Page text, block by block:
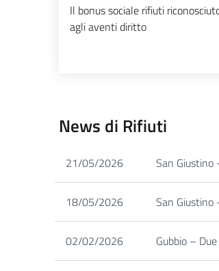
Il bonus sociale rifiuti
agli aventi diritto
News di Rifiuti
21/05/2026 San Giustino
18/05/2026 San Giustino
02/02/2026 Gubbio –